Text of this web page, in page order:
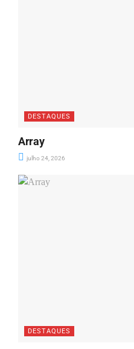
DESTAQUES
Array
julho 24, 2026
DESTAQUES